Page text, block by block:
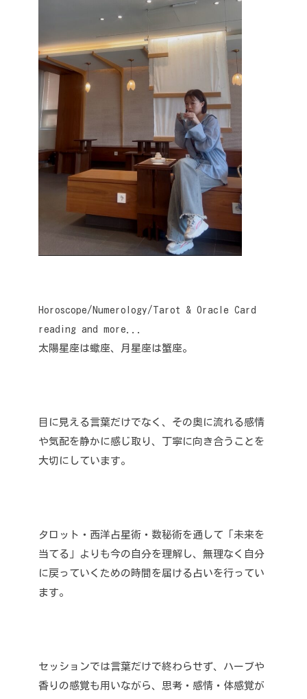
Horoscope/Numerology/Tarot & Oracle Card
reading and more...
太陽星座は蠍座、月星座は蟹座。
目に見える言葉だけでなく、その奥に流れる感情
や気配を静かに感じ取り、丁寧に向き合うことを
大切にしています。
タロット・西洋占星術・数秘術を通して「未来を
当てる」よりも今の自分を理解し、無理なく自分
に戻っていくための時間を届ける占いを行ってい
ます。
セッションでは言葉だけで終わらせず、ハーブや
香りの感覚も用いながら、思考・感情・体感覚が